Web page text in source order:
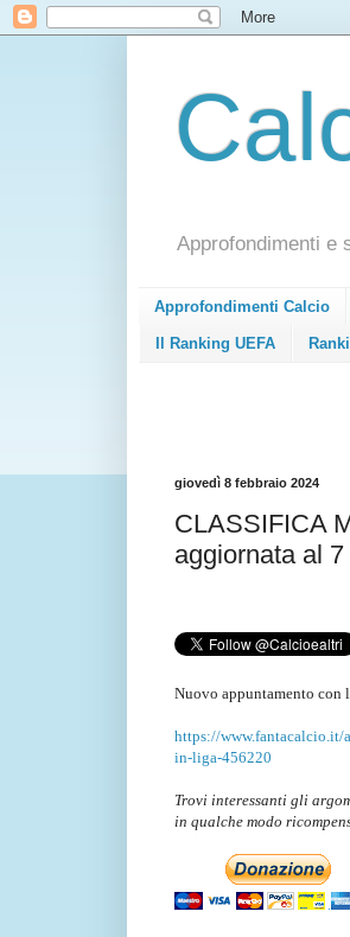
Approfondimenti e
Approfondimenti Calcio
Il Ranking UEFA
giovedì 8 febbraio 2024
CLASSIFICA
aggiornata al
Nuovo appuntamento con
https://www.fantacalcio.it/
in-liga-456220
Trovi interessanti gli
in qualche modo